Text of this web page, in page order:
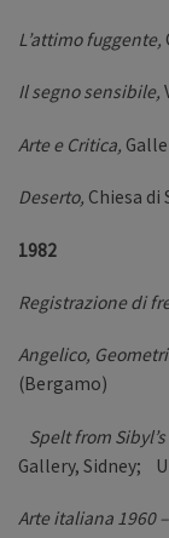
L’attimo fuggente,
Il segno sensibile,
Arte e Critica,
Deserto, Chiesa di
1982
Registrazione di
Angelico,
(Bergamo)
Spelt from
Gallery, Sidney;
Arte italiana 1960